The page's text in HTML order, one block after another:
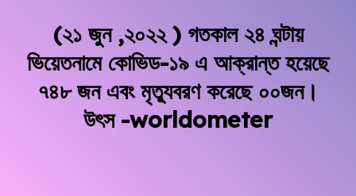
(২১ জুন ,২০২২ ) গতকাল ২৪ ঘন্টায়
ভিয়েতনামে কোভিড-১৯ এ আক্রান্ত হয়েছে
৭৪৮ জন এবং মৃত্যুবরণ করেছে ০০জন।
উৎস -worldometer